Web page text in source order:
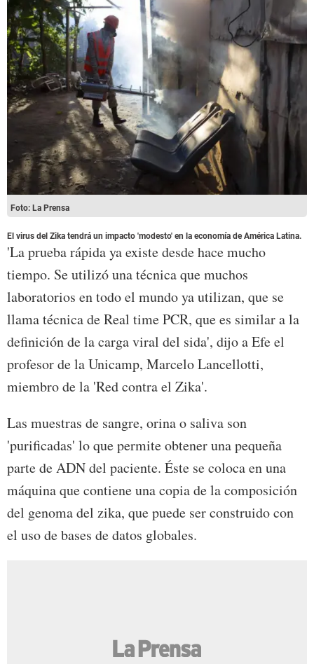
Foto: La Prensa
El virus del Zika tendrá un impacto 'modesto' en la economía de América Latina.
'La prueba rápida ya existe desde hace mucho
tiempo. Se utilizó una técnica que muchos
laboratorios en todo el mundo ya utilizan, que se
llama técnica de Real time PCR, que es similar a la
definición de la carga viral del sida', dijo a Efe el
profesor de la Unicamp, Marcelo Lancellotti,
miembro de la 'Red contra el Zika'.
Las muestras de sangre, orina o saliva son
'purificadas' lo que permite obtener una pequeña
parte de ADN del paciente. Éste se coloca en una
máquina que contiene una copia de la composición
del genoma del zika, que puede ser construido con
el uso de bases de datos globales.